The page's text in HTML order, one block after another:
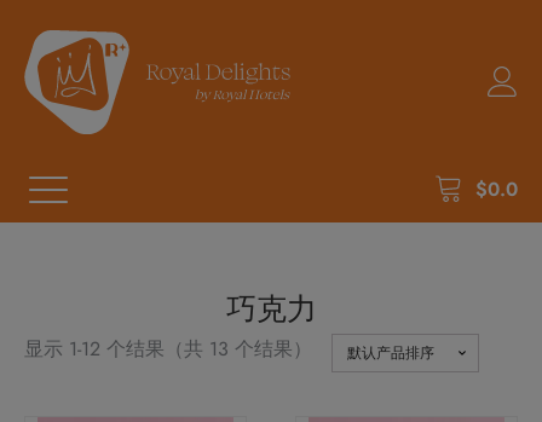
$0.0
巧克力
显示 1-12 个结果（共 13 个结果）